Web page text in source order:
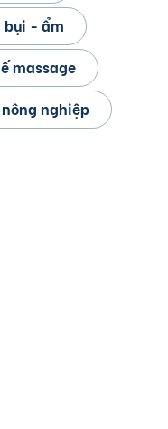
bụi - ẩm
massage
nghiệp